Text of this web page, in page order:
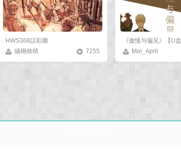
HWS368話彩圖
緬梔映晴
7255
Moi_April